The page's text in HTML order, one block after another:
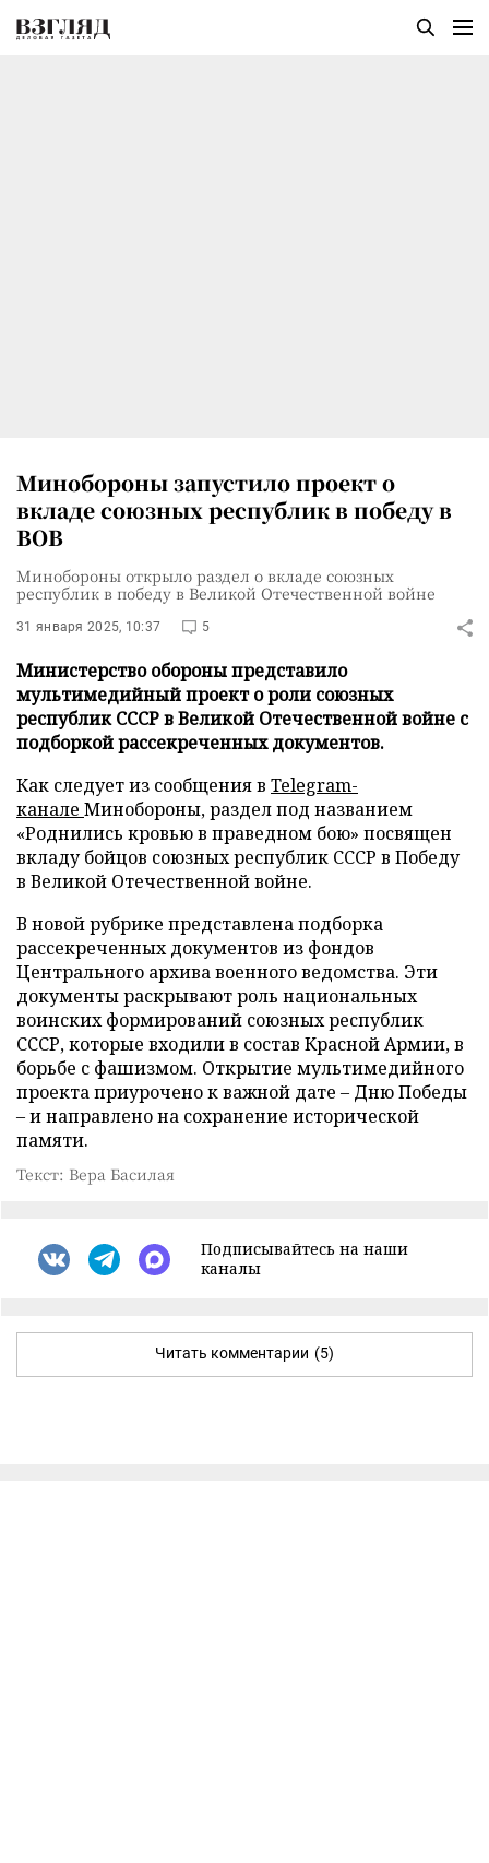
Минобороны запустило проект о
вкладе союзных республик в победу в
ВОВ
Минобороны открыло раздел о вкладе союзных
республик в победу в Великой Отечественной войне
31 января 2025, 10:37 5
Министерство обороны представило
мультимедийный проект о роли союзных
республик СССР в Великой Отечественной войне с
подборкой рассекреченных документов.
Как следует из сообщения в Telegram-
канале Минобороны, раздел под названием
«Роднились кровью в праведном бою» посвящен
вкладу бойцов союзных республик СССР в Победу
в Великой Отечественной войне.
В новой рубрике представлена подборка
рассекреченных документов из фондов
Центрального архива военного ведомства. Эти
документы раскрывают роль национальных
воинских формирований союзных республик
СССР, которые входили в состав Красной Армии, в
борьбе с фашизмом. Открытие мультимедийного
проекта приурочено к важной дате – Дню Победы
– и направлено на сохранение исторической
памяти.
Текст: Вера Басилая
Подписывайтесь на наши
каналы
Читать комментарии (5)